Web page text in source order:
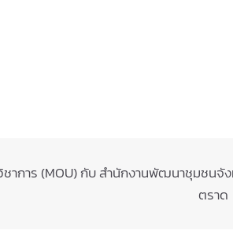
าการ (MOU) กับ สำนักงานพัฒนาชุมชนจั
ตราด